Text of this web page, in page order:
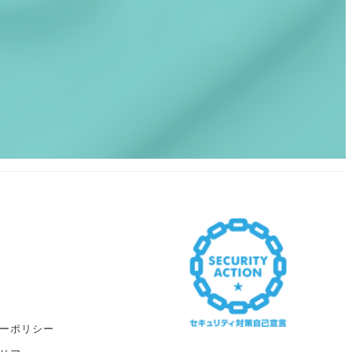
ポリシー